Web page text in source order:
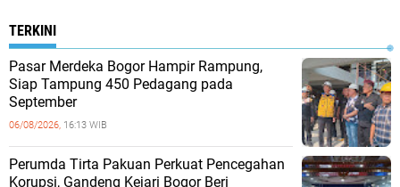
TERKINI
Pasar Merdeka Bogor Hampir Rampung,
Siap Tampung 450 Pedagang pada
September
06/08/2026, 16:13 WIB
Perumda Tirta Pakuan Perkuat Pencegahan
Korupsi, Gandeng Kejari Bogor Beri